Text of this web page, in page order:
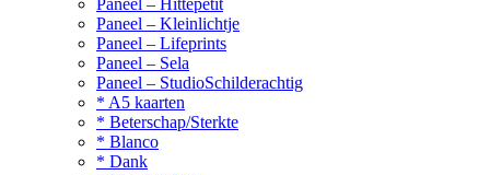
Paneel – Hittepetit
Paneel – Kleinlichtje
Paneel – Lifeprints
Paneel – Sela
Paneel – StudioSchilderachtig
* A5 kaarten
* Beterschap/Sterkte
* Blanco
* Dank